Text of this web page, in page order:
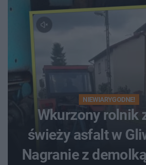
NIEWIARYGODNE!
Wkurzony rolnik
świeży asfalt w
Nagranie z